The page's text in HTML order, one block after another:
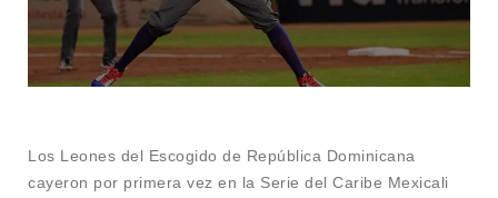
Los Leones del Escogido de República Dominicana
cayeron por primera vez en la Serie del Caribe Mexicali